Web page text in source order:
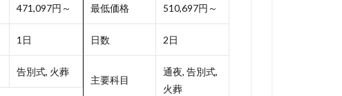
471,097円～
1日
告別式, 火葬
最低価格 510,697円～
日数 2日
主要科目
通夜, 告別式,
火葬